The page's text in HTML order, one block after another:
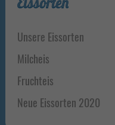
Unsere Eissorten
Milcheis
Fruchteis
Neue Eissorten 2020